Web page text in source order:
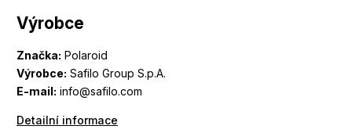
Výrobce
Značka: Polaroid
Výrobce: Safilo Group S.p.A.
E-mail: info@safilo.com
Detailní informace